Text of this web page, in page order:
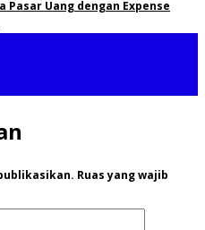
Pasar Uang dengan Expense
Ruas yang wajib